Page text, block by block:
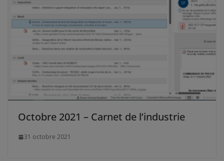
Octobre 2021 – Carnet de l’industrie
31 octobre 2021